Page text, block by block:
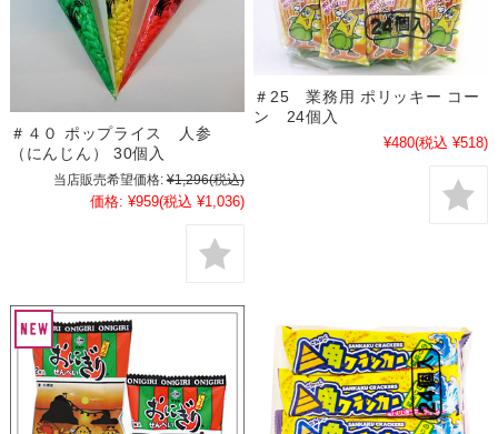
＃４０ ポップライス 人参
（にんじん） 30個入
当店販売希望価格: ¥1,296(税込)
価格: ¥959(税込 ¥1,036)
＃25 業務用 ポリッキー コー
ン 24個入
¥480(税込 ¥518)